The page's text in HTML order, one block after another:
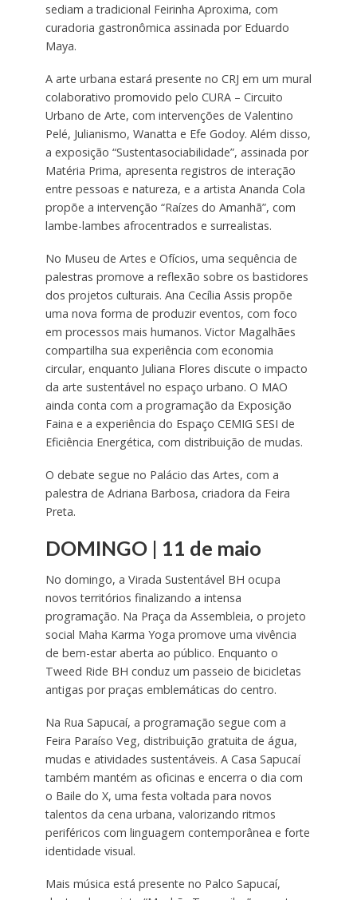
sediam a tradicional Feirinha Aproxima, com
curadoria gastronômica assinada por Eduardo
Maya.
A arte urbana estará presente no CRJ em um mural
colaborativo promovido pelo CURA – Circuito
Urbano de Arte, com intervenções de Valentino
Pelé, Julianismo, Wanatta e Efe Godoy. Além disso,
a exposição “Sustentasociabilidade”, assinada por
Matéria Prima, apresenta registros de interação
entre pessoas e natureza, e a artista Ananda Cola
propõe a intervenção “Raízes do Amanhã”, com
lambe-lambes afrocentrados e surrealistas.
No Museu de Artes e Ofícios, uma sequência de
palestras promove a reflexão sobre os bastidores
dos projetos culturais. Ana Cecília Assis propõe
uma nova forma de produzir eventos, com foco
em processos mais humanos. Victor Magalhães
compartilha sua experiência com economia
circular, enquanto Juliana Flores discute o impacto
da arte sustentável no espaço urbano. O MAO
ainda conta com a programação da Exposição
Faina e a experiência do Espaço CEMIG SESI de
Eficiência Energética, com distribuição de mudas.
O debate segue no Palácio das Artes, com a
palestra de Adriana Barbosa, criadora da Feira
Preta.
DOMINGO | 11 de maio
No domingo, a Virada Sustentável BH ocupa
novos territórios finalizando a intensa
programação. Na Praça da Assembleia, o projeto
social Maha Karma Yoga promove uma vivência
de bem-estar aberta ao público. Enquanto o
Tweed Ride BH conduz um passeio de bicicletas
antigas por praças emblemáticas do centro.
Na Rua Sapucaí, a programação segue com a
Feira Paraíso Veg, distribuição gratuita de água,
mudas e atividades sustentáveis. A Casa Sapucaí
também mantém as oficinas e encerra o dia com
o Baile do X, uma festa voltada para novos
talentos da cena urbana, valorizando ritmos
periféricos com linguagem contemporânea e forte
identidade visual.
Mais música está presente no Palco Sapucaí,